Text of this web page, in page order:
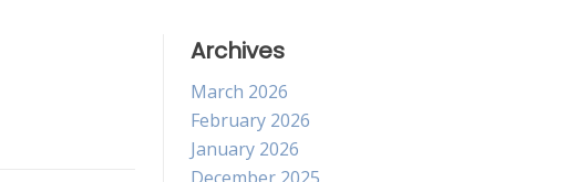
Archives
March 2026
February 2026
January 2026